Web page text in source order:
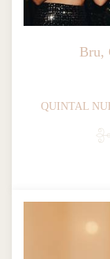
Bru,
QUINTAL